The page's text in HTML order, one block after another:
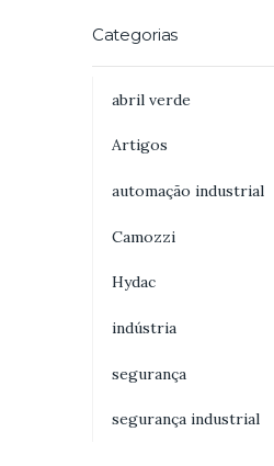
Categorias
abril verde
Artigos
automação industrial
Camozzi
Hydac
indústria
segurança
segurança industrial